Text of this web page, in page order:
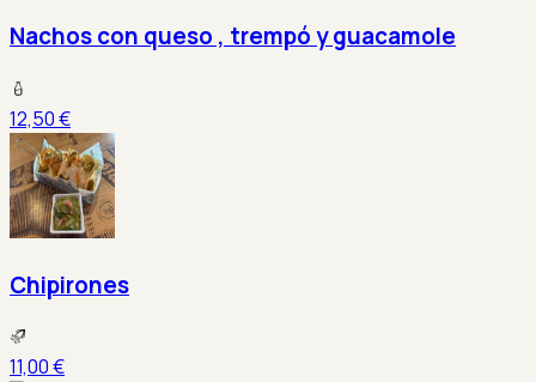
Nachos con queso , trempó y guacamole
12,50 €
Chipirones
11,00 €